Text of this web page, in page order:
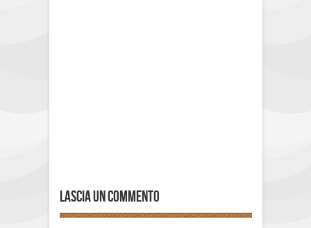
Lascia un commento